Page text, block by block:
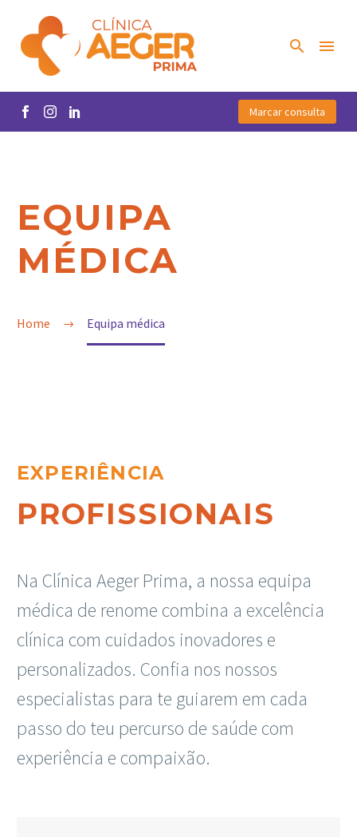
Marcar consulta
EQUIPA
MÉDICA
Home Equipa médica
EXPERIÊNCIA
PROFISSIONAIS
Na Clínica Aeger Prima, a nossa equipa
médica de renome combina a excelência
clínica com cuidados inovadores e
personalizados. Confia nos nossos
especialistas para te guiarem em cada
passo do teu percurso de saúde com
experiência e compaixão.